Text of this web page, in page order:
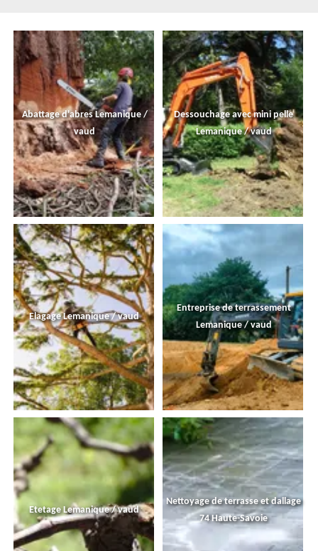
Abattage d'abres Lemanique /
vaud
Dessouchage avec mini pelle
Lemanique / vaud
Elagage Lemanique / vaud
Entreprise de terrassement
Lemanique / vaud
Etetage Lemanique / vaud
Nettoyage de terrasse et dallage
74 Haute-Savoie